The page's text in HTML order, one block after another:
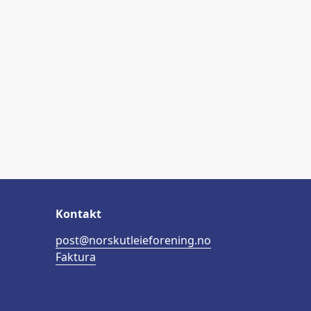
Kontakt
post@norskutleieforening.no
Faktura